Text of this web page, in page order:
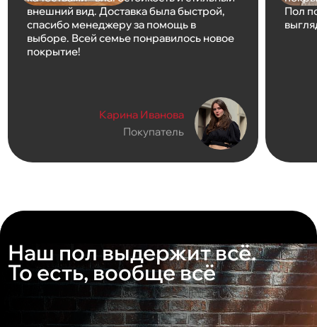
внешний вид. Доставка была быстрой,
спасибо менеджеру за помощь в
выборе. Всей семье понравилось новое
покрытие!
Карина Иванова
Покупатель
Пол
Наш пол выдержит всё.
То есть, вообще всё